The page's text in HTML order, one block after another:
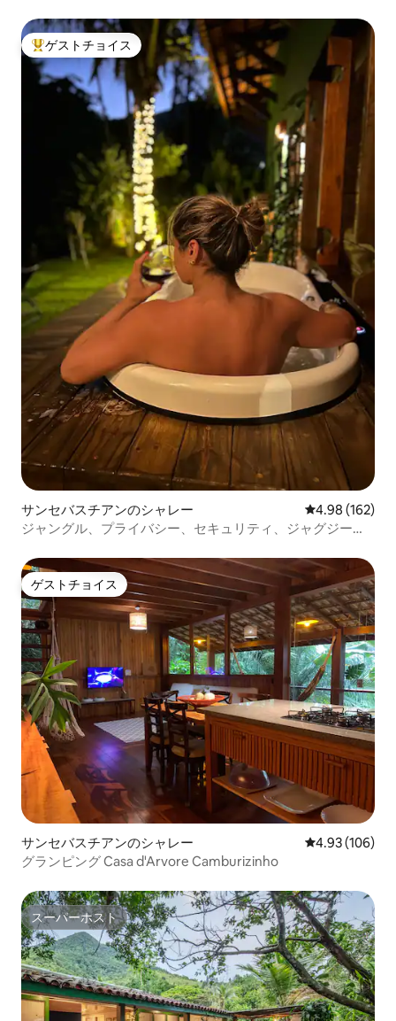
大好評のゲストチョイスです。
ゲストチョイス
サンセバスチアンのシャレー レビュー162
4.98 (162)
ジャングル、プライバシー、セキュリティ、ジャグジーの
ゲストチョイス
ゲストチョイス
サンセバスチアンのシャレー レビュー106
4.93 (106)
グランピング Casa d'Arvore Camburizinho
スーパーホスト
スーパーホスト